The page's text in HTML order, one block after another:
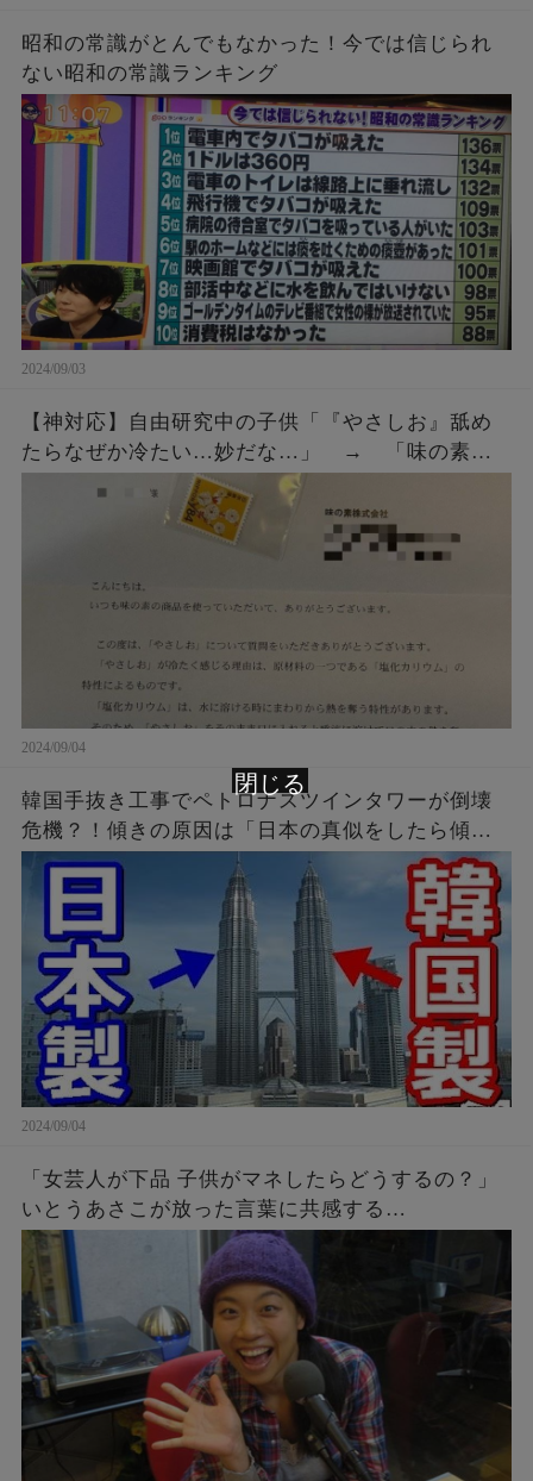
昭和の常識がとんでもなかった！今では信じられ
ない昭和の常識ランキング
2024/09/03
【神対応】自由研究中の子供「『やさしお』舐め
たらなぜか冷たい…妙だな…」 → 「味の素」
にメールではなく直接手紙を出したら、企業から
◯◯◯をもらう！
2024/09/04
韓国手抜き工事でペトロナスツインタワーが倒壊
危機？！傾きの原因は「日本の真似をしたら傾い
たニダ！」
2024/09/04
「女芸人が下品 子供がマネしたらどうするの？」
いとうあさこが放った言葉に共感する…
閉じる